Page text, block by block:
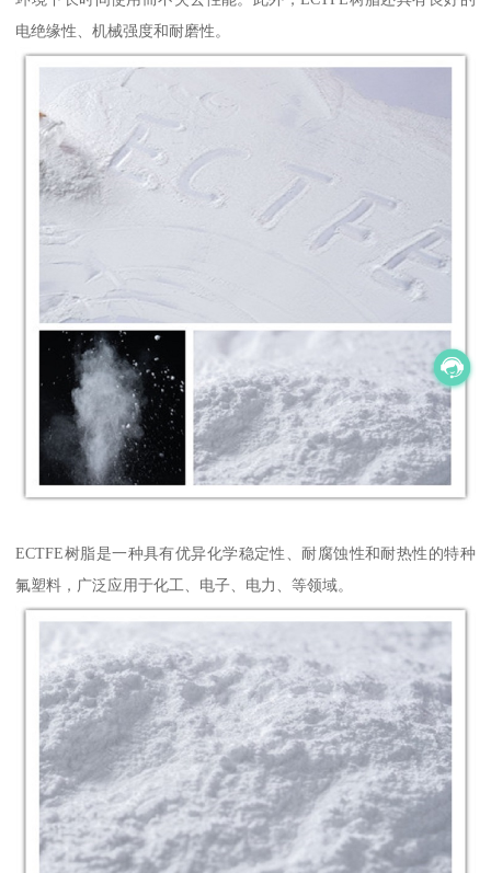
电绝缘性、机械强度和耐磨性。
ECTFE树脂是一种具有优异化学稳定性、耐腐蚀性和耐热性的特种
氟塑料，广泛应用于化工、电子、电力、等领域。